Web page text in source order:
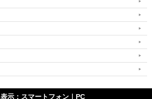
表示：スマートフォン｜ PC